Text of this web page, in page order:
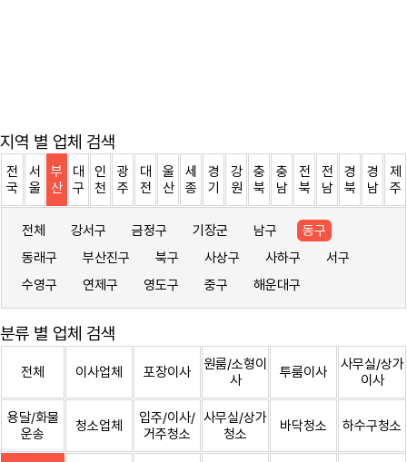
지역 별 업체 검색
전
국
서
울
부
산
대
구
인
천
광
주
대
전
울
산
세
종
경
기
강
원
충
북
충
남
전
북
전
남
경
북
경
남
제
주
전체 강서구 금정구 기장군 남구
동구
동래구
부산진구 북구 사상구 사하구
서구
수영구
연제구 영도구 중구 해운대구
분류 별 업체 검색
전체 이사업체 포장이사
원룸/소형이
사
투룸이사
사무실/상가
이사
용달/화물
운송
청소업체
입주/이사/
거주청소
사무실/상가
청소
바닥청소 하수구청소